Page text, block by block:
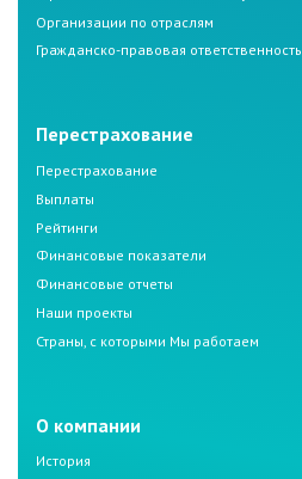
Организации по отраслям
Гражданско-правовая ответственность
Перестрахование
Перестрахование
Выплаты
Рейтинги
Финансовые показатели
Финансовые отчеты
Наши проекты
Страны, с которыми Мы работаем
О компании
История